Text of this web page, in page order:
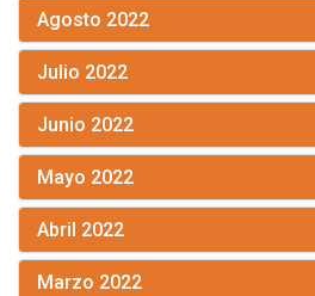
Agosto 2022
Julio 2022
Junio 2022
Mayo 2022
Abril 2022
Marzo 2022